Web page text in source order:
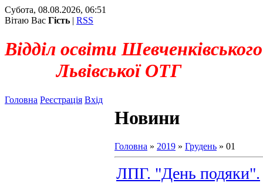
Субота, 08.08.2026, 06:51
Вітаю Вас Гість | RSS
Відділ освіти
Львівської ОТГ
Головна Реєстрація Вхід
Новини
Головна » 2019 » Грудень » 01
ЛПГ. "День подяки".